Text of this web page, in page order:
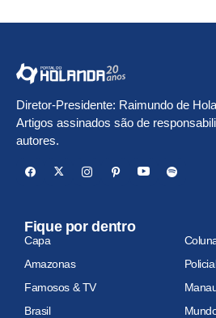
Diretor-Presidente: Raimundo de
Artigos assinados são de
autores.
Fique por dentro
Capa
Amazonas
Famosos & TV
Brasil